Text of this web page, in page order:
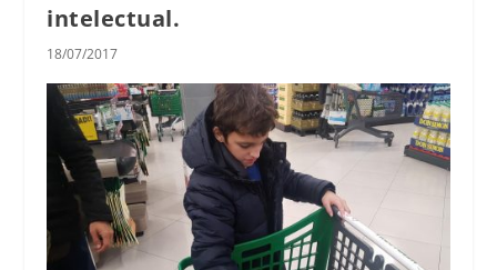
intelectual.
18/07/2017